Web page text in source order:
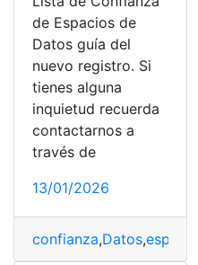
de Espacios de
Datos guía del
nuevo registro. Si
tienes alguna
inquietud recuerda
contactarnos a
través de
13/01/2026
confianza,Datos,espacios